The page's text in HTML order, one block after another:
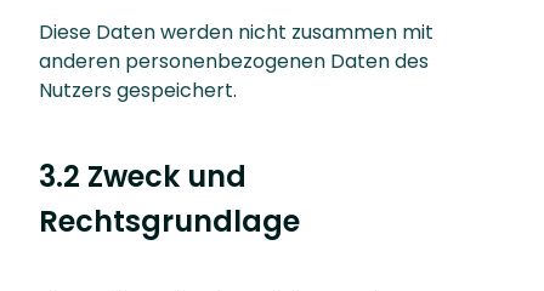
Diese Daten werden nicht zusammen mit
anderen personenbezogenen Daten des
Nutzers gespeichert.
3.2 Zweck und
Rechtsgrundlage